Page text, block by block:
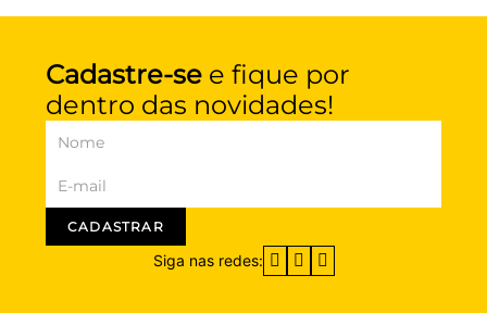
Cadastre-se e fique por
dentro das novidades!
CADASTRAR
Siga nas redes: